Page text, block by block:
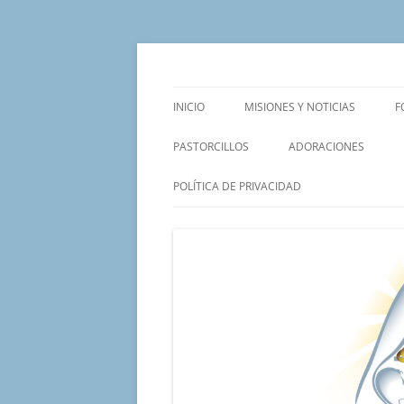
Saltar
INICIO MISIONES Y NOTICIAS
PASTORCILLOS ADORACIONES
POLÍTICA DE PRIVACIDAD